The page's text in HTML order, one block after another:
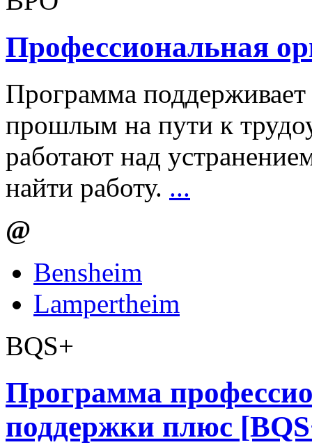
Профессиональная
Программа
прошлым на пути к
работают над
найти работу. ...
@
Bensheim
Lampertheim
BQS+
Программа
поддержки плюс